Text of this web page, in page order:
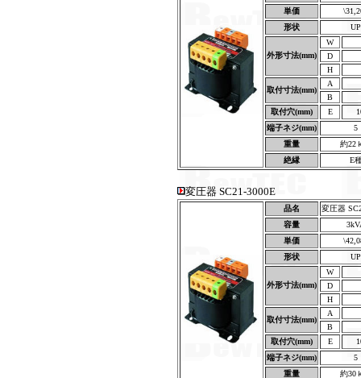
単価
形状
UP
外形寸法(mm)
W
D
H
取付寸法(mm)
A
B
取付穴(mm)
E
端子ネジ(mm)
5
重量
約22
絶縁
E
変圧器 SC21-3000E
品名
変圧器
容量
単価
形状
UP
外形寸法(mm)
W
D
H
取付寸法(mm)
A
B
取付穴(mm)
E
端子ネジ(mm)
5
重量
約30